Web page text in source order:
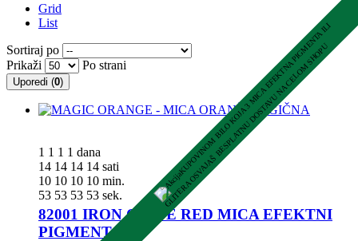
Grid
List
Sortiraj po
Prikaži
Po strani
Uporedi (0) K
U
P
O
V
I
N
O
M
B
I
L
O
K
O
J
A
3
M
I
C
A
E
F
E
K
T
N
A
P
I
G
M
E
N
T
A
I
L
I
G
L
I
T
E
R
A
O
S
V
A
J
A
Š
B
E
S
P
L
A
T
N
U
D
O
S
T
A
V
U
N
A
C
E
L
O
M
S
H
O
P
U
1 1 1 1 dana
14 14 14 14 sati
10 10 10 10 min.
52 52 52 52 sek.
82001 IRON OXIDE RED MICA EFEKTNI
PIGMENT